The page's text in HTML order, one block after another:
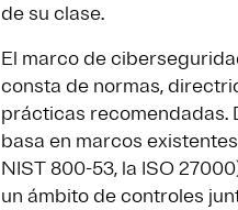
de su clase.
El marco de
consta de normas,
prácticas recomendadas.
basa en marcos
NIST 800-53, la ISO
un ámbito de controles